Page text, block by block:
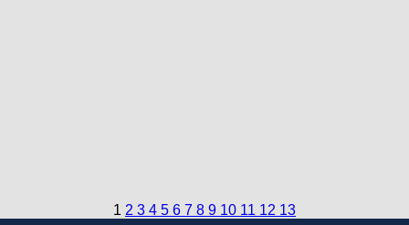
1 2 3 4 5 6 7 8 9 10 11 12 13